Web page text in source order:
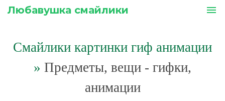
Любавушка смайлики menu
Смайлики картинки гиф анимации
» Предметы, вещи - гифки,
анимации